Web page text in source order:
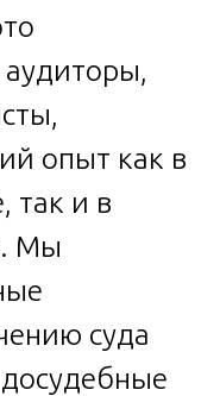
опыт как в
так и в
Мы
суда